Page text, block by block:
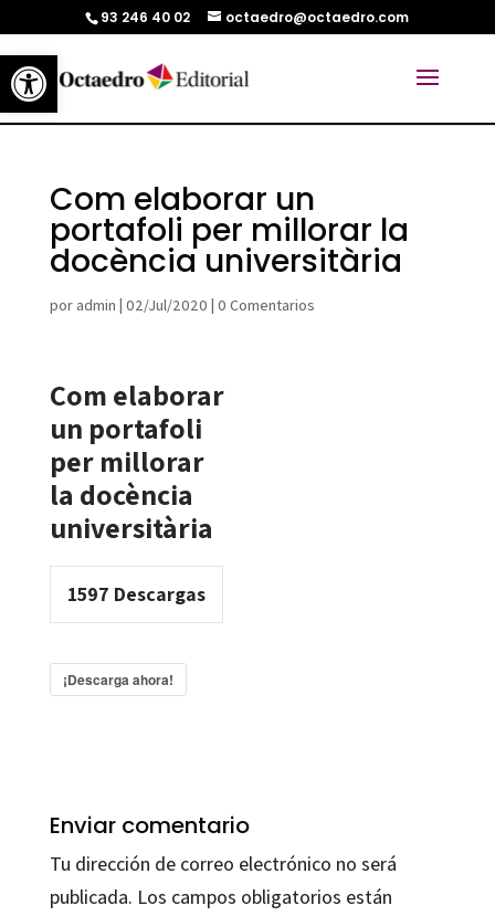
Abrir barra de herramientas
93 246 40 02 octaedro@octaedro.com
Com elaborar un
portafoli per millorar la
docència universitària
por admin | 02/Jul/2020 | 0 Comentarios
Com elaborar
un portafoli
per millorar
la docència
universitària
1597 Descargas
¡Descarga ahora!
Enviar comentario
Tu dirección de correo electrónico no será
publicada. Los campos obligatorios están